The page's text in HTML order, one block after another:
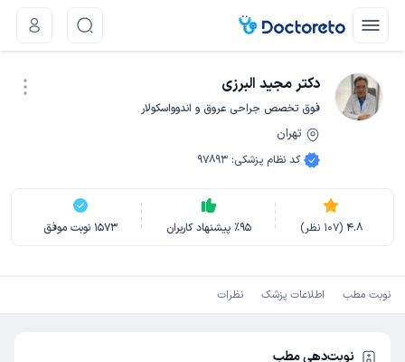
دکتر مجید البرزی
فوق تخصص جراحی عروق و اندوواسکولار
تهران
کد نظام پزشکی:
97893
4.8
(
107 نظر) ٪95 پیشنهاد کاربران 1573 نوبت موفق
نوبت مطب اطلاعات پزشک نظرات
نوبت‌دهی مطب